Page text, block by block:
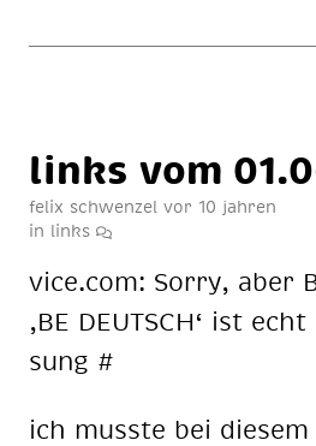
links vom
felix schwenzel vor 10 jahren
in links
vice.com: Sor­ry, aber
‚BE DEUTSCH‘ ist
sung #
ich muss­te bei